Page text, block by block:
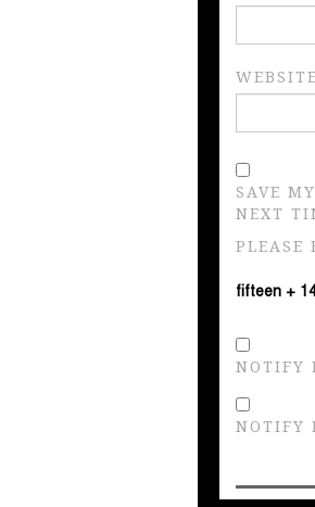
WEBSITE
SAVE
NEXT
PLEASE
fifteen +
NOTIFY
NOTIFY